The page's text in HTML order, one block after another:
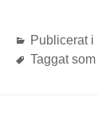
Publicerat i
Taggat som